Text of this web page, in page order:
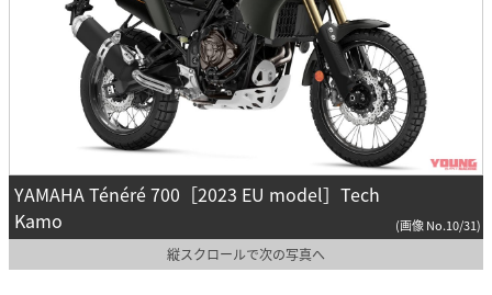
YAMAHA Ténéré 700［2023 EU model］Tech
Kamo
(画像 No.10/31)
縦スクロールで次の写真へ